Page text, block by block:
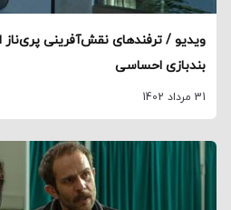
ویدیو / ترفندهای نقش‌آفرینی پری‌ناز
بندبازی احساسی
31 مرداد 1402